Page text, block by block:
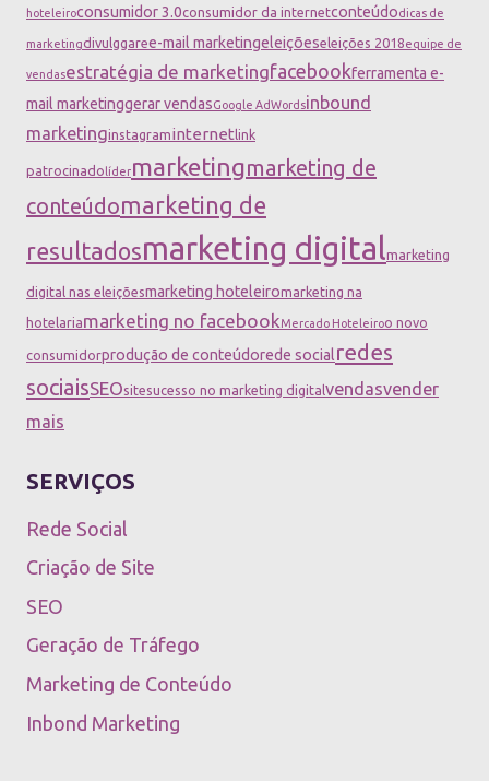
hoteleiroconsumidor 3.0consumidor da internetconteúdodicas de
marketingdivulggaree-mail marketingeleiçõeseleições 2018equipe de
vendasestratégia de marketingfacebookferramenta e-
mail marketinggerar vendasGoogle AdWordsinbound
marketinginstagraminternetlink
patrocinadolídermarketingmarketing de
conteúdomarketing de
resultadosmarketing digitalmarketing
digital nas eleiçõesmarketing hoteleiromarketing na
hotelariamarketing no facebookMercado Hoteleiroo novo
consumidorprodução de conteúdorede socialredes
sociaisSEOsitesucesso no marketing digitalvendasvender
mais
SERVIÇOS
Rede Social
Criação de Site
SEO
Geração de Tráfego
Marketing de Conteúdo
Inbond Marketing